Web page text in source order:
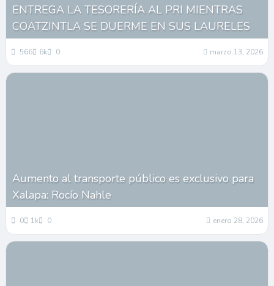
ENTREGA LA TESORERÍA AL PRI MIENTRAS
COATZINTLA SE DUERME EN SUS LAURELES
566 6k 0 marzo 13, 2026
Aumento al transporte público es exclusivo para
Xalapa: Rocío Nahle
0 1k 0 enero 28, 2026